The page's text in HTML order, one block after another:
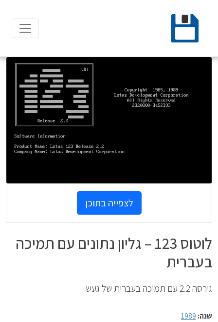
content
לצפייה בתוכן
לוטוס 123 – גליון נתונים עם תמיכה
בעברית
גירסה 2.2 עם תמיכה בעברית של געש
שנה: 1989